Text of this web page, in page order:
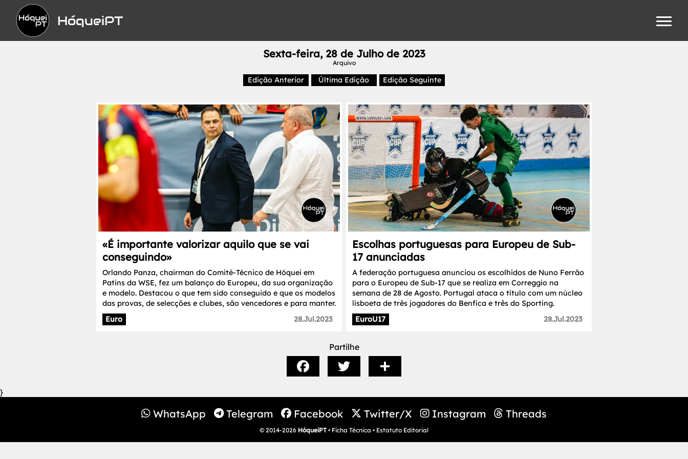
HóqueiPT
Sexta-feira, 28 de Julho de 2023
Arquivo
Edição Anterior Última Edição Edição Seguinte
«É importante valorizar aquilo que se vai
conseguindo»
Orlando Panza, chairman do Comité-Técnico de Hóquei em
Patins da WSE, fez um balanço do Europeu, da sua organização
e modelo. Destacou o que tem sido conseguido e que os modelos
das provas, de selecções e clubes, são vencedores e para manter.
Euro
28.Jul.2023
Escolhas portuguesas para Europeu de Sub-
17 anunciadas
A federação portuguesa anunciou os escolhidos de Nuno Ferrão
para o Europeu de Sub-17 que se realiza em Correggio na
semana de 28 de Agosto. Portugal ataca o título com um núcleo
lisboeta de três jogadores do Benfica e três do Sporting.
EuroU17
28.Jul.2023
Partilhe
}
WhatsApp Telegram Facebook Twitter/X Instagram Threads
© 2014-2026 HóqueiPT • Ficha Técnica • Estatuto Editorial